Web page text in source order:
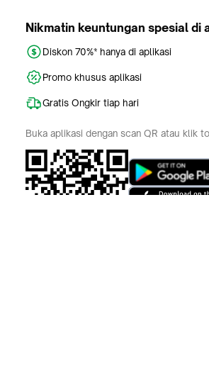
Nikmatin keuntungan spesial di
Diskon 70%* hanya di aplikasi
Promo khusus aplikasi
Gratis Ongkir tiap hari
Buka aplikasi dengan scan QR atau klik